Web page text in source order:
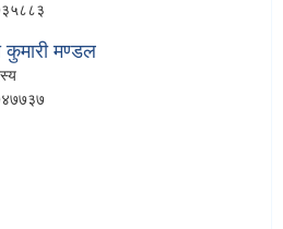
कुमारी मण्डल